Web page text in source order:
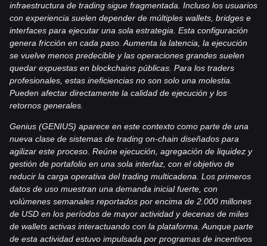
infraestructura de trading sigue fragmentada. Incluso los usuarios
con experiencia suelen depender de múltiples wallets, bridges e
interfaces para ejecutar una sola estrategia. Esta configuración
genera fricción en cada paso. Aumenta la latencia, la ejecución
se vuelve menos predecible y las operaciones grandes suelen
quedar expuestas en blockchains públicas. Para los traders
profesionales, estas ineficiencias no son solo una molestia.
Pueden afectar directamente la calidad de ejecución y los
retornos generales.
Genius (GENIUS) aparece en este contexto como parte de una
nueva clase de sistemas de trading on-chain diseñados para
agilizar este proceso. Reúne ejecución, agregación de liquidez y
gestión de portafolio en una sola interfaz, con el objetivo de
reducir la carga operativa del trading multicadena. Los primeros
datos de uso muestran una demanda inicial fuerte, con
volúmenes semanales reportados por encima de 2.000 millones
de USD en los períodos de mayor actividad y decenas de miles
de wallets activas interactuando con la plataforma. Aunque parte
de esta actividad estuvo impulsada por programas de incentivos